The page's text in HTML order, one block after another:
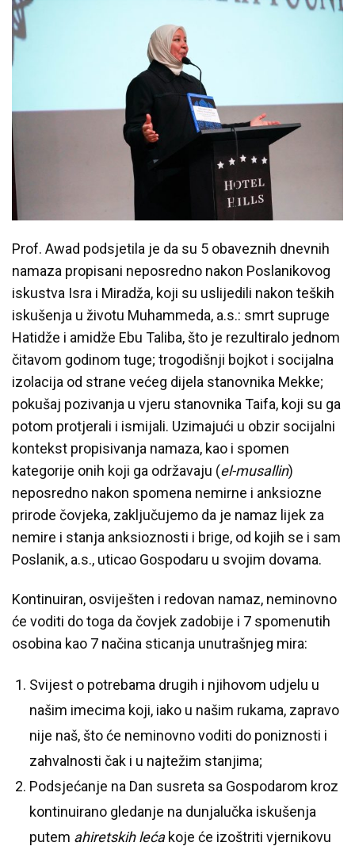
Prof. Awad podsjetila je da su 5 obaveznih dnevnih
namaza propisani neposredno nakon Poslanikovog
iskustva Isra i Miradža, koji su uslijedili nakon teških
iskušenja u životu Muhammeda, a.s.: smrt supruge
Hatidže i amidže Ebu Taliba, što je rezultiralo jednom
čitavom godinom tuge; trogodišnji bojkot i socijalna
izolacija od strane većeg dijela stanovnika Mekke;
pokušaj pozivanja u vjeru stanovnika Taifa, koji su ga
potom protjerali i ismijali. Uzimajući u obzir socijalni
kontekst propisivanja namaza, kao i spomen
kategorije onih koji ga održavaju (el-musallin)
neposredno nakon spomena nemirne i anksiozne
prirode čovjeka, zaključujemo da je namaz lijek za
nemire i stanja anksioznosti i brige, od kojih se i sam
Poslanik, a.s., uticao Gospodaru u svojim dovama.
Kontinuiran, osviješten i redovan namaz, neminovno
će voditi do toga da čovjek zadobije i 7 spomenutih
osobina kao 7 načina sticanja unutrašnjeg mira:
Svijest o potrebama drugih i njihovom udjelu u
našim imecima koji, iako u našim rukama, zapravo
nije naš, što će neminovno voditi do poniznosti i
zahvalnosti čak i u najtežim stanjima;
Podsjećanje na Dan susreta sa Gospodarom kroz
kontinuirano gledanje na dunjalučka iskušenja
putem ahiretskih lećakoje će izoštriti vjernikovu